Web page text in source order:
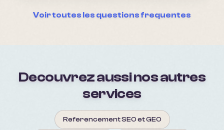
Voir toutes les questions frequentes
Decouvrez aussi nos autres
services
Referencement SEO et GEO